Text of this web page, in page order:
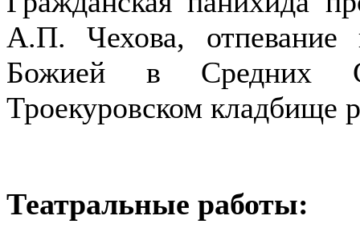
А.П. Чехова,
Божией в Средних
Троекуровском кладбище
Театральные работы: